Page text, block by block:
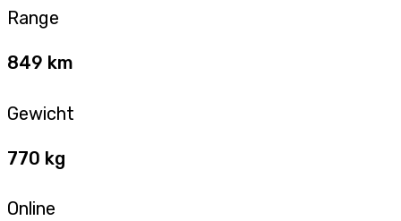
Range
849 km
Gewicht
770 kg
Online